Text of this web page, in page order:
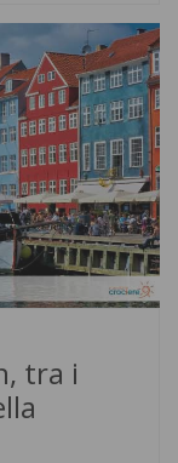
tra i